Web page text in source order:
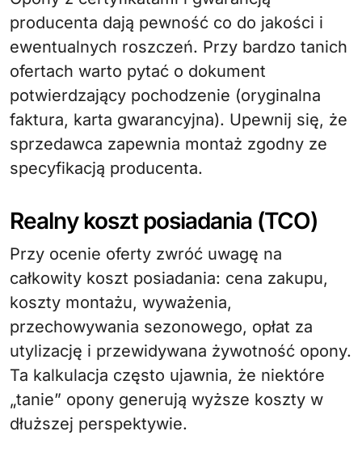
producenta dają pewność co do jakości i
ewentualnych roszczeń. Przy bardzo tanich
ofertach warto pytać o dokument
potwierdzający pochodzenie (oryginalna
faktura, karta gwarancyjna). Upewnij się, że
sprzedawca zapewnia montaż zgodny ze
specyfikacją producenta.
Realny koszt posiadania (TCO)
Przy ocenie oferty zwróć uwagę na
całkowity koszt posiadania: cena zakupu,
koszty montażu, wyważenia,
przechowywania sezonowego, opłat za
utylizację i przewidywana żywotność opony.
Ta kalkulacja często ujawnia, że niektóre
„tanie” opony generują wyższe koszty w
dłuższej perspektywie.